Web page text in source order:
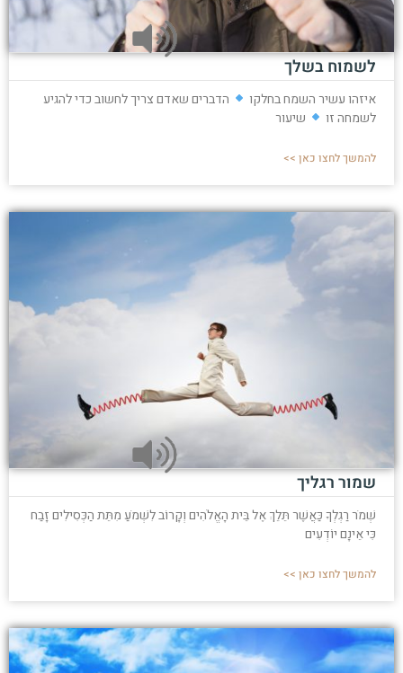
לשמוח בשלך
איזהו עשיר השמח בחלקו
הדברים שאדם צריך לחשוב כדי להגיע
לשמחה זו
שיעור
להמשך לחצו כאן >>
שמור רגליך
שְׁמֹר רַגְלְךָ כַּאֲשֶׁר תֵּלֵךְ אֶל בֵּית הָאֱלֹהִים וְקָרוֹב לִשְׁמֹעַ מִתֵּת הַכְּסִילִים זָבַח
כִּי אֵינָם יוֹדְעִים
להמשך לחצו כאן >>